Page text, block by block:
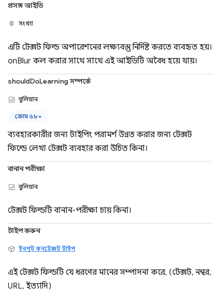
প্রসঙ্গ আইডি
সংখ্যা
এটি টেক্সট ফিল্ড অপারেশনের লক্ষ্যবস্তু নির্দিষ্ট করতে ব্যবহৃত হয়।
onBlur কল করার সাথে সাথে এই আইডিটি অবৈধ হয়ে যায়।
shouldDoLearning সম্পর্কে
বুলিয়ান
ক্রোম ৬৮+
ব্যবহারকারীর জন্য টাইপিং পরামর্শ উন্নত করার জন্য টেক্সট
ফিল্ডে লেখা টেক্সট ব্যবহার করা উচিত কিনা।
বানান পরীক্ষা
বুলিয়ান
টেক্সট ফিল্ডটি বানান-পরীক্ষা চায় কিনা।
টাইপ করুন
ইনপুট কনটেক্সট টাইপ
এই টেক্সট ফিল্ডটি যে ধরণের মানের সম্পাদনা করে, (টেক্সট, নম্বর,
URL, ইত্যাদি)